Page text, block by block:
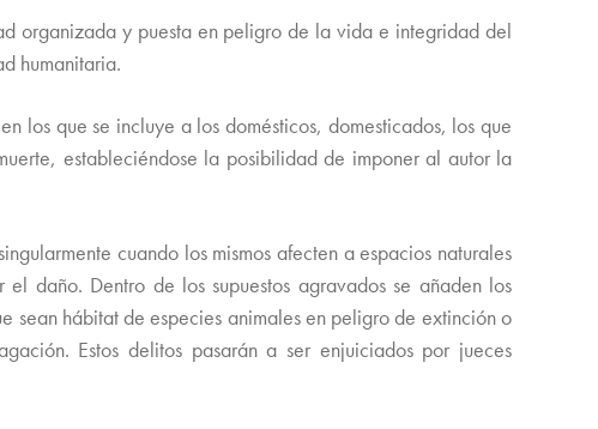
organizada y puesta en peligro de la vida e integridad del
humanitaria.
los que se incluye a los domésticos, domesticados, los que
estableciéndose la posibilidad de imponer al autor la
cuando los mismos afecten a espacios naturales
daño. Dentro de los supuestos agravados se añaden los
sean hábitat de especies animales en peligro de extinción o
Estos delitos pasarán a ser enjuiciados por jueces